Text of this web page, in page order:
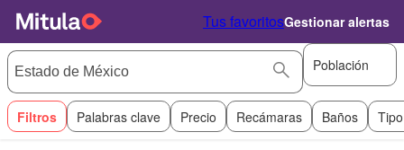
Tus favoritosGestionar alertas
Población
Filtros Palabras clave Precio Recámaras Baños